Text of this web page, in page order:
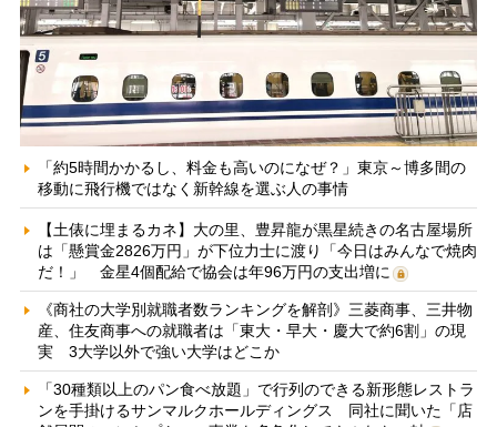
「約5時間かかるし、料金も高いのになぜ？」東京～博多間の
移動に飛行機ではなく新幹線を選ぶ人の事情
【土俵に埋まるカネ】大の里、豊昇龍が黒星続きの名古屋場所
は「懸賞金2826万円」が下位力士に渡り「今日はみんなで焼肉
だ！」 金星4個配給で協会は年96万円の支出増に
《商社の大学別就職者数ランキングを解剖》三菱商事、三井物
産、住友商事への就職者は「東大・早大・慶大で約6割」の現
実 3大学以外で強い大学はどこか
「30種類以上のパン食べ放題」で行列のできる新形態レストラ
ンを手掛けるサンマルクホールディングス 同社に聞いた「店